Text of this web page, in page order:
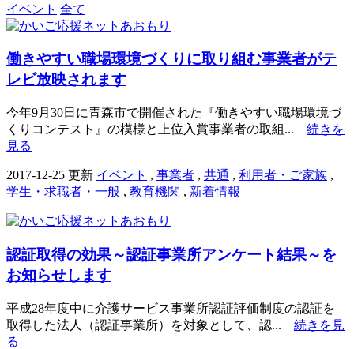
イベント 全て
働きやすい職場環境づくりに取り組む事業者がテ
レビ放映されます
今年9月30日に青森市で開催された『働きやすい職場環境づ
くりコンテスト』の模様と上位入賞事業者の取組... 続きを
見る
2017-12-25 更新 イベント , 事業者 , 共通 , 利用者・ご家族 ,
学生・求職者・一般 , 教育機関 , 新着情報
認証取得の効果～認証事業所アンケート結果～を
お知らせします
平成28年度中に介護サービス事業所認証評価制度の認証を
取得した法人（認証事業所）を対象として、認... 続きを見
る